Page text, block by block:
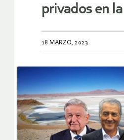
privados en
18 MARZO, 2023